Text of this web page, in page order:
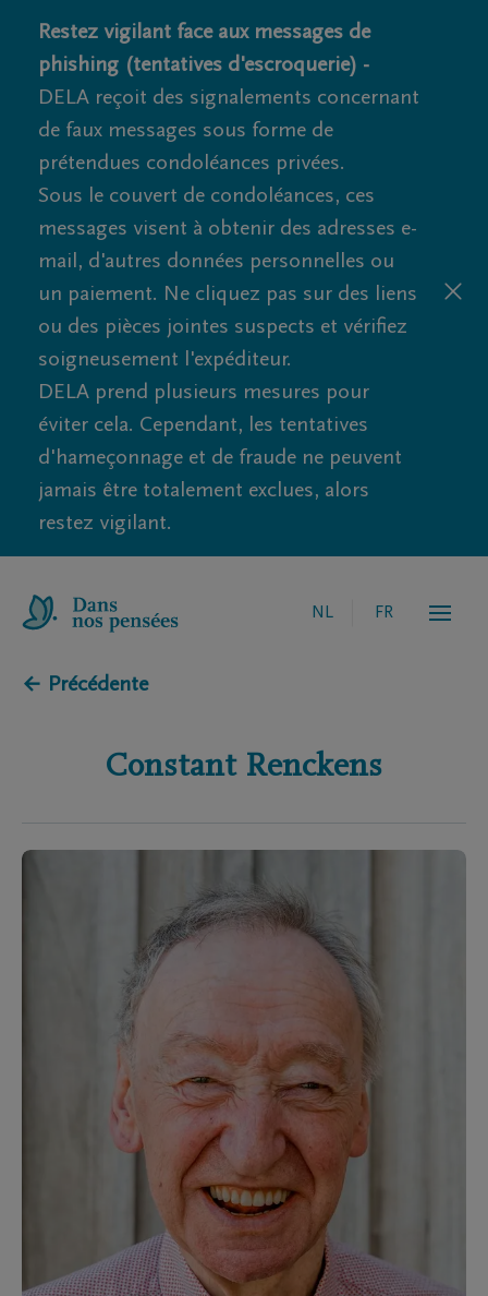
Restez vigilant face aux messages de
phishing (tentatives d'escroquerie) -
DELA reçoit des signalements concernant
de faux messages sous forme de
prétendues condoléances privées.
Sous le couvert de condoléances, ces
messages visent à obtenir des adresses e-
mail, d'autres données personnelles ou
un paiement. Ne cliquez pas sur des liens
ou des pièces jointes suspects et vérifiez
soigneusement l'expéditeur.
DELA prend plusieurs mesures pour
éviter cela. Cependant, les tentatives
d'hameçonnage et de fraude ne peuvent
jamais être totalement exclues, alors
restez vigilant.
NL FR
← Précédente
Constant Renckens